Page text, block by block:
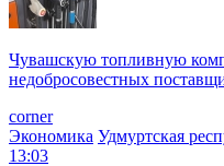
Чувашскую топливную
недобросовестных
corner
Экономика Удмуртская
13:03